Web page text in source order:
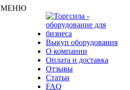
МЕНЮ
Выкуп оборудования
О компании
Оплата и доставка
Отзывы
Статьи
FAQ